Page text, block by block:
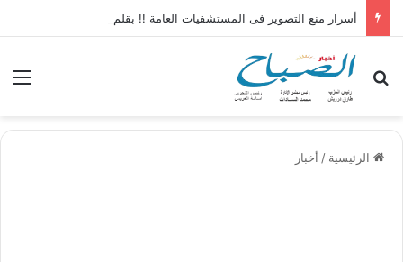
بحث عن
الرئيسية / أخبار